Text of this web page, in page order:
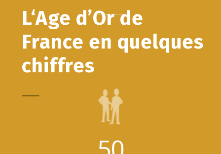
L‘Age d’Or de
France en quelques
chiffres